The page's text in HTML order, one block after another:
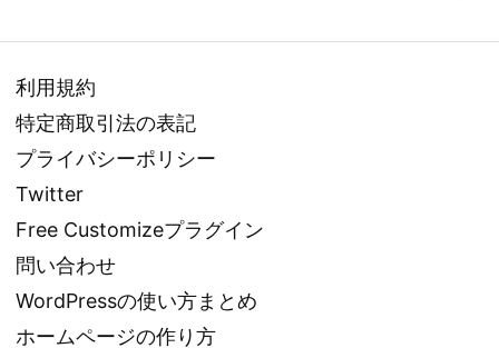
利用規約
特定商取引法の表記
プライバシーポリシー
Twitter
Free Customizeプラグイン
問い合わせ
WordPressの使い方まとめ
ホームページの作り方